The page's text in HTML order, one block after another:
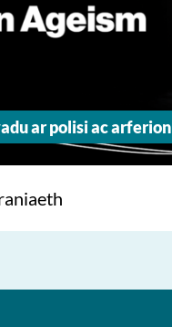
ar polisi ac arferion